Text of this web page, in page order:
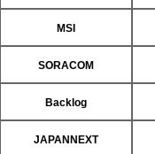
MSI
SORACOM
Backlog
JAPANNEXT